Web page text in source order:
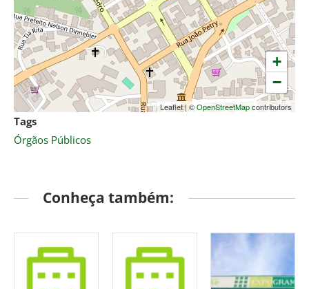
+
−
Leaflet|©OpenStreetMapcontributors
Tags
Órgãos Públicos
Conheça também: